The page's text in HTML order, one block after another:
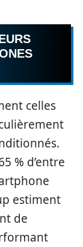
celles
% d’entre
estiment
de